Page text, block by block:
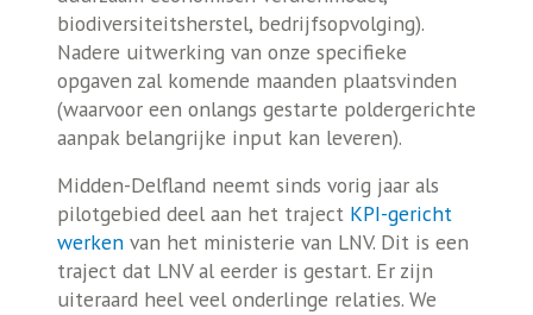
biodiversiteitsherstel, bedrijfsopvolging).
Nadere uitwerking van onze specifieke
opgaven zal komende maanden plaatsvinden
(waarvoor een onlangs gestarte poldergerichte
aanpak belangrijke input kan leveren).
Midden-Delfland neemt sinds vorig jaar als
pilotgebied deel aan het traject KPI-gericht
werken van het ministerie van LNV. Dit is een
traject dat LNV al eerder is gestart. Er zijn
uiteraard heel veel onderlinge relaties. We